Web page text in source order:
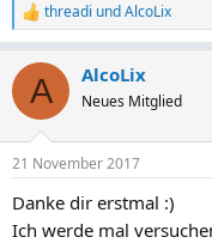
R
e
k
i
n
e
:
threadi undAlcoLix
A AlcoLix
Neues Mitglied
21 November 2017
Danke dir erstmal :)
Ich werde mal